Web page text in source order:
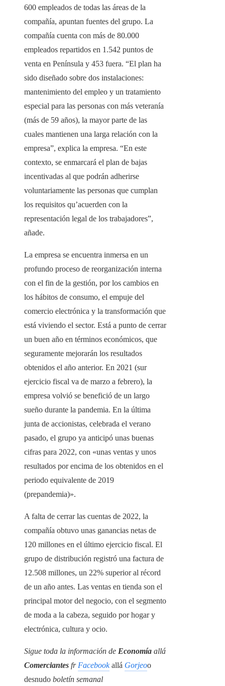
600 empleados de todas las áreas de la
compañía, apuntan fuentes del grupo. La
compañía cuenta con más de 80.000
empleados repartidos en 1.542 puntos de
venta en Península y 453 fuera. “El plan ha
sido diseñado sobre dos instalaciones:
mantenimiento del empleo y un tratamiento
especial para las personas con más veteranía
(más de 59 años), la mayor parte de las
cuales mantienen una larga relación con la
empresa”, explica la empresa. “En este
contexto, se enmarcará el plan de bajas
incentivadas al que podrán adherirse
voluntariamente las personas que cumplan
los requisitos qu’acuerden con la
representación legal de los trabajadores”,
añade.
La empresa se encuentra inmersa en un
profundo proceso de reorganización interna
con el fin de la gestión, por los cambios en
los hábitos de consumo, el empuje del
comercio electrónica y la transformación que
está viviendo el sector. Está a punto de cerrar
un buen año en términos económicos, que
seguramente mejorarán los resultados
obtenidos el año anterior. En 2021 (sur
ejercicio fiscal va de marzo a febrero), la
empresa volvió se benefició de un largo
sueño durante la pandemia. En la última
junta de accionistas, celebrada el verano
pasado, el grupo ya anticipó unas buenas
cifras para 2022, con «unas ventas y unos
resultados por encima de los obtenidos en el
periodo equivalente de 2019
(prepandemia)».
A falta de cerrar las cuentas de 2022, la
compañía obtuvo unas ganancias netas de
120 millones en el último ejercicio fiscal. El
grupo de distribución registró una factura de
12.508 millones, un 22% superior al récord
de un año antes. Las ventas en tienda son el
principal motor del negocio, con el segmento
de moda a la cabeza, seguido por hogar y
electrónica, cultura y ocio.
Sigue toda la información de Economía allá
Comerciantes fr Facebookallá Gorjeoo
desnudo boletín semanal